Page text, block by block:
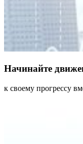
Начинайте
к своему прогрессу